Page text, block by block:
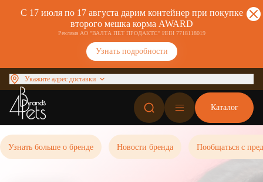
С 17 июля по 17 августа дарим контейнер при покупке
второго мешка корма AWARD
Реклама АО "ВАЛТА ПЕТ ПРОДАКТС" ИНН 7718118019
Узнать подробности
Укажите адрес доставки
Каталог
Узнать больше о бренде Новости бренда Пообщаться с